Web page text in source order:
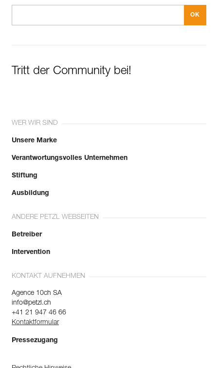
Tritt der Community bei!
WER WIR SIND
Unsere Marke
Verantwortungsvolles Unternehmen
Stiftung
Ausbildung
ANDERE PETZL WEBSEITEN
Betreiber
Intervention
KONTAKT AUFNEHMEN
Agence 10ch SA
info@petzl.ch
+41 21 947 46 66
Kontaktformular
Pressezugang